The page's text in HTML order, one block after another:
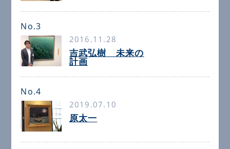
No.3
2016.11.28
吉武弘樹 未来の
計画
No.4
2019.07.10
原太一